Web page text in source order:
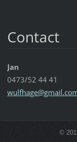
Contact
Jan
0473/52 44 41
wulfhage@gmail.c
©